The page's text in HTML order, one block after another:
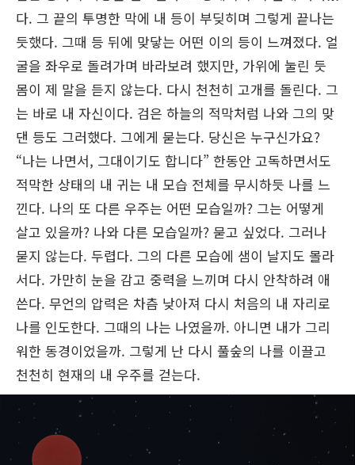
다. 그 끝의 투명한 막에 내 등이 부딪히며 그렇게 끝나는
듯했다. 그때 등 뒤에 맞닿는 어떤 이의 등이 느껴졌다. 얼
굴을 좌우로 돌려가며 바라보려 했지만, 가위에 눌린 듯
몸이 제 말을 듣지 않는다. 다시 천천히 고개를 돌린다. 그
는 바로 내 자신이다. 검은 하늘의 적막처럼 나와 그의 맞
댄 등도 그러했다. 그에게 묻는다. 당신은 누구신가요?
“나는 나면서, 그대이기도 합니다” 한동안 고독하면서도
적막한 상태의 내 귀는 내 모습 전체를 무시하듯 나를 느
낀다. 나의 또 다른 우주는 어떤 모습일까? 그는 어떻게
살고 있을까? 나와 다른 모습일까? 묻고 싶었다. 그러나
묻지 않는다. 두렵다. 그의 다른 모습에 샘이 날지도 몰라
서다. 가만히 눈을 감고 중력을 느끼며 다시 안착하려 애
쓴다. 무언의 압력은 차츰 낮아져 다시 처음의 내 자리로
나를 인도한다. 그때의 나는 나였을까. 아니면 내가 그리
워한 동경이었을까. 그렇게 난 다시 풀숲의 나를 이끌고
천천히 현재의 내 우주를 걷는다.